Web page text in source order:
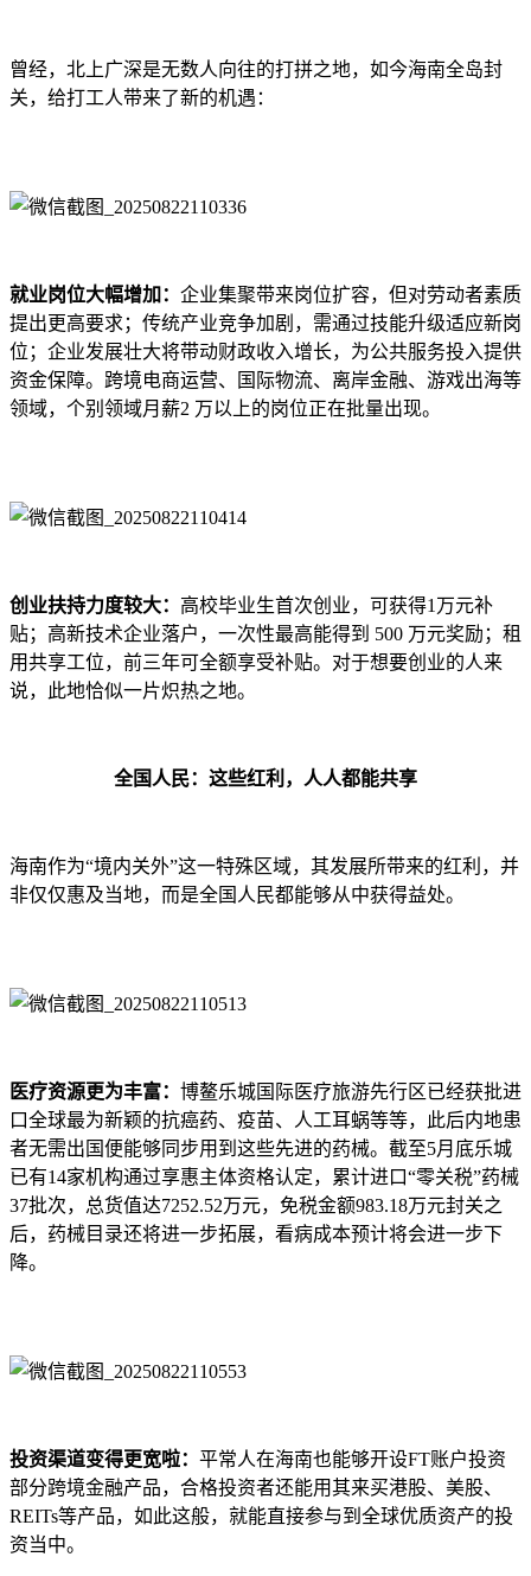
曾经，北上广深是无数人向往的打拼之地，如今海南全岛封
关，给打工人带来了新的机遇：
就业岗位大幅增加： 企业集聚带来岗位扩容，但对劳动者素质
提出更高要求；传统产业竞争加剧，需通过技能升级适应新岗
位；企业发展壮大将带动财政收入增长，为公共服务投入提供
资金保障。跨境电商运营、国际物流、离岸金融、游戏出海等
领域，个别领域月薪2 万以上的岗位正在批量出现。
创业扶持力度较大： 高校毕业生首次创业，可获得1万元补
贴；高新技术企业落户，一次性最高能得到 500 万元奖励；租
用共享工位，前三年可全额享受补贴。对于想要创业的人来
说，此地恰似一片炽热之地。
全国人民：这些红利，人人都能共享
海南作为“境内关外”这一特殊区域，其发展所带来的红利，并
非仅仅惠及当地，而是全国人民都能够从中获得益处。
医疗资源更为丰富： 博鳌乐城国际医疗旅游先行区已经获批进
口全球最为新颖的抗癌药、疫苗、人工耳蜗等等，此后内地患
者无需出国便能够同步用到这些先进的药械。截至5月底乐城
已有14家机构通过享惠主体资格认定，累计进口“零关税”药械
37批次，总货值达7252.52万元，免税金额983.18万元封关之
后，药械目录还将进一步拓展，看病成本预计将会进一步下
降。
投资渠道变得更宽啦： 平常人在海南也能够开设FT账户投资
部分跨境金融产品，合格投资者还能用其来买港股、美股、
REITs等产品，如此这般，就能直接参与到全球优质资产的投
资当中。